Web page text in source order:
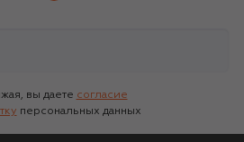
вы даете согласие
персональных данных